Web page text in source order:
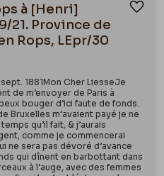
à [Henri]
21. Province de
Rops, LEpr/30
1881Mon Cher LiesseJe
de m’envoyer de Paris à
bouger d’ici faute de fonds.
Bruxelles m’avaient payé je ne
qu’il fait, & j’aurais
comme je commencerai
ne sera pas dévoré d’avance
qui dînent en barbottant dans
à l’auge, avec des femmes